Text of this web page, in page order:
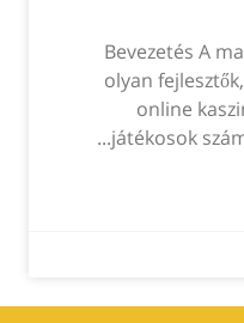
Bevezetés A
olyan
online
játékosok